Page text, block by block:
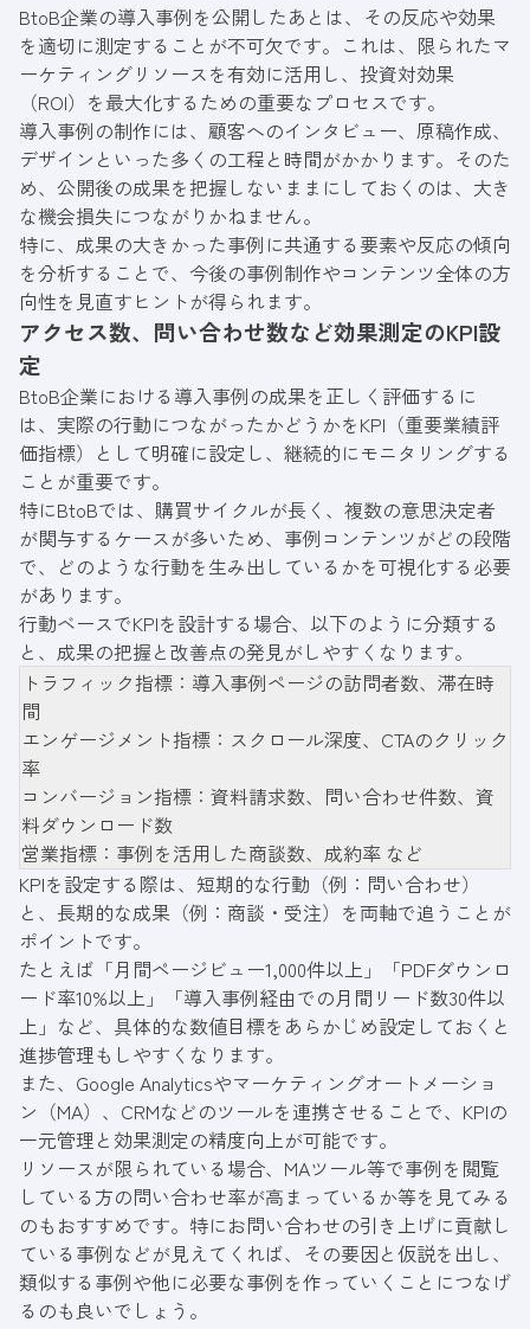
BtoB企業の導入事例を公開したあとは、その反応や効果
を適切に測定することが不可欠です。これは、限られたマ
ーケティングリソースを有効に活用し、投資対効果
（ROI）を最大化するための重要なプロセスです。
導入事例の制作には、顧客へのインタビュー、原稿作成、
デザインといった多くの工程と時間がかかります。そのた
め、公開後の成果を把握しないままにしておくのは、大き
な機会損失につながりかねません。
特に、成果の大きかった事例に共通する要素や反応の傾向
を分析することで、今後の事例制作やコンテンツ全体の方
向性を見直すヒントが得られます。
アクセス数、問い合わせ数など効果測定のKPI設
定
BtoB企業における導入事例の成果を正しく評価するに
は、実際の行動につながったかどうかをKPI（重要業績評
価指標）として明確に設定し、継続的にモニタリングする
ことが重要です。
特にBtoBでは、購買サイクルが長く、複数の意思決定者
が関与するケースが多いため、事例コンテンツがどの段階
で、どのような行動を生み出しているかを可視化する必要
があります。
行動ベースでKPIを設計する場合、以下のように分類する
と、成果の把握と改善点の発見がしやすくなります。
トラフィック指標：導入事例ページの訪問者数、滞在時
間
エンゲージメント指標：スクロール深度、CTAのクリック
率
コンバージョン指標：資料請求数、問い合わせ件数、資
料ダウンロード数
営業指標：事例を活用した商談数、成約率 など
KPIを設定する際は、短期的な行動（例：問い合わせ）
と、長期的な成果（例：商談・受注）を両軸で追うことが
ポイントです。
たとえば「月間ページビュー1,000件以上」「PDFダウンロ
ード率10%以上」「導入事例経由での月間リード数30件以
上」など、具体的な数値目標をあらかじめ設定しておくと
進捗管理もしやすくなります。
また、Google Analyticsやマーケティングオートメーショ
ン（MA）、CRMなどのツールを連携させることで、KPIの
一元管理と効果測定の精度向上が可能です。
リソースが限られている場合、MAツール等で事例を閲覧
している方の問い合わせ率が高まっているか等を見てみる
のもおすすめです。特にお問い合わせの引き上げに貢献し
ている事例などが見えてくれば、その要因と仮説を出し、
類似する事例や他に必要な事例を作っていくことにつなげ
るのも良いでしょう。